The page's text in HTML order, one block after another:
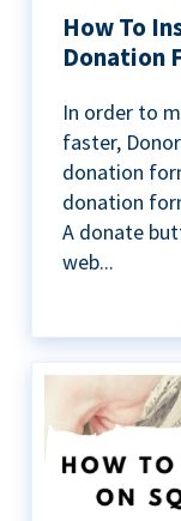
How To
Donation
In order to
faster,
donation
donation
A donate
web...